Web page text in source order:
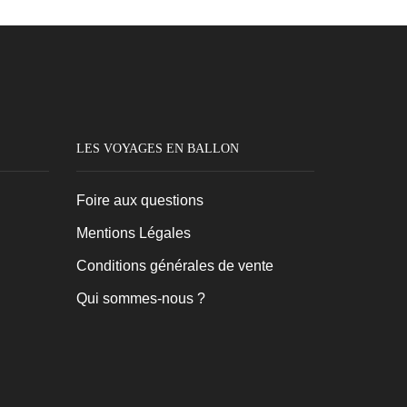
LES VOYAGES EN BALLON
Foire aux questions
Mentions Légales
Conditions générales de vente
Qui sommes-nous ?